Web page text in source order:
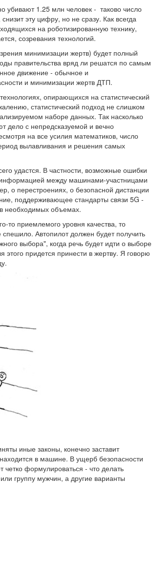
убивают 1.25 млн человек - таково число
эту цифру, но не сразу. Как всегда
на роботизированную технику,
созревания технологий.
минимизации жертв) будет полный
правительства вряд ли решатся по самым
движение - обычное и
и минимизации жертв ДТП.
опирающихся на статистический
статистический подход не слишком
наборе данных. Так насколько
дело с непредсказуемой и вечно
на все усилия математиков, число
вылавливания и решения самых
удастся. В частности, возможные ошибки
информацией между машинами-участницами
о перестроениях, о безопасной дистанции
поддерживающее стандарты связи 5G -
необходимых объемах.
то приемлемого уровня качества, то
Автопилот должен будет получить
выбора", когда речь будет идти о выборе
этого придется принести в жертву. Я говорю
иные законы, конечно заставит
в машине. В ущерб безопасности
четко формулироваться - что делать
группу мужчин, а другие варианты